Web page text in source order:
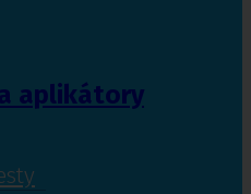
aplikátory